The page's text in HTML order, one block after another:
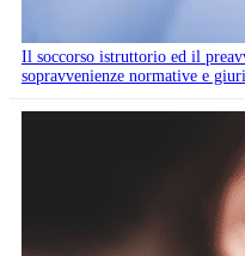
Il soccorso istruttorio ed il
sopravvenienze normative e